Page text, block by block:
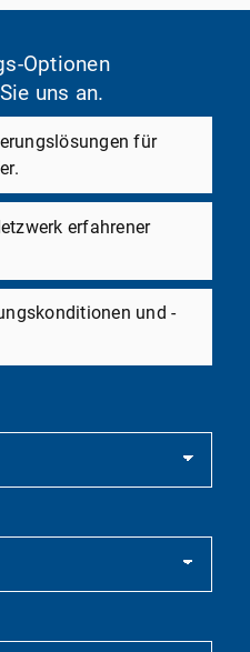
Optionen
uns an.
für
erfahrener
und -